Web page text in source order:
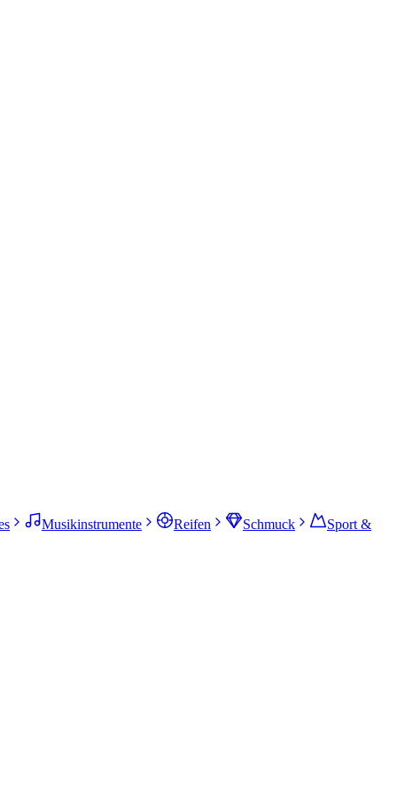
Musikinstrumente Reifen Schmuck
Sport &